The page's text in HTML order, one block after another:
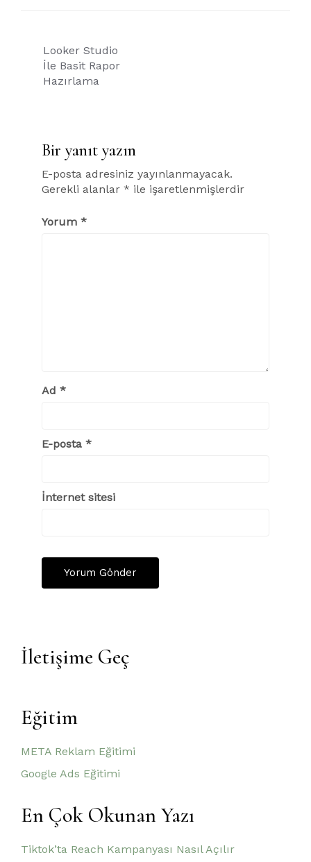
Yazı
gezinmesi
Looker Studio
İle Basit Rapor
Hazırlama
Bir yanıt yazın
E-posta adresiniz yayınlanmayacak.
Gerekli alanlar * ile işaretlenmişlerdir
Yorum *
Ad *
E-posta *
İnternet sitesi
İletişime Geç
Eğitim
META Reklam Eğitimi
Google Ads Eğitimi
En Çok Okunan Yazı
Tiktok’ta Reach Kampanyası Nasıl Açılır